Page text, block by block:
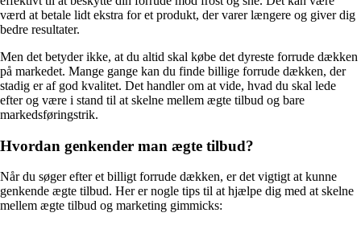
værd at betale lidt ekstra for et produkt, der varer længere og giver dig
bedre resultater.
Men det betyder ikke, at du altid skal købe det dyreste forrude dækken
på markedet. Mange gange kan du finde billige forrude dækken, der
stadig er af god kvalitet. Det handler om at vide, hvad du skal lede
efter og være i stand til at skelne mellem ægte tilbud og bare
markedsføringstrik.
Hvordan genkender man ægte tilbud?
Når du søger efter et billigt forrude dækken, er det vigtigt at kunne
genkende ægte tilbud. Her er nogle tips til at hjælpe dig med at skelne
mellem ægte tilbud og marketing gimmicks: